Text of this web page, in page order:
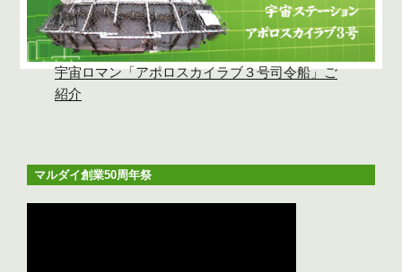
宇宙ロマン「アポロスカイラブ３号司令船」ご
紹介
マルダイ創業50周年祭